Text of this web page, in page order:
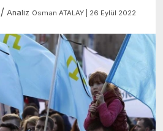
/ Analiz Osman ATALAY | 26 Eylül 2022